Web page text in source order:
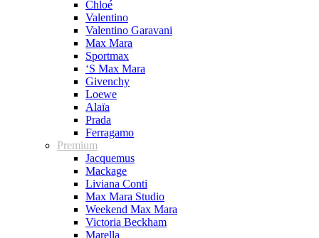
Chloé
Valentino
Valentino Garavani
Max Mara
Sportmax
‘S Max Mara
Givenchy
Loewe
Alaïa
Prada
Ferragamo
Premium
Jacquemus
Mackage
Liviana Conti
Max Mara Studio
Weekend Max Mara
Victoria Beckham
Marella